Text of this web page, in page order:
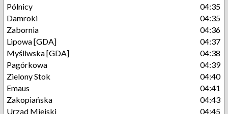
Pólnicy
04:35
Damroki
04:35
Zabornia
04:36
Lipowa [GDA]
04:37
Myśliwska [GDA]
04:38
Pagórkowa
04:39
Zielony Stok
04:40
Emaus
04:41
Zakopiańska
04:43
Urząd Miejski
04:45